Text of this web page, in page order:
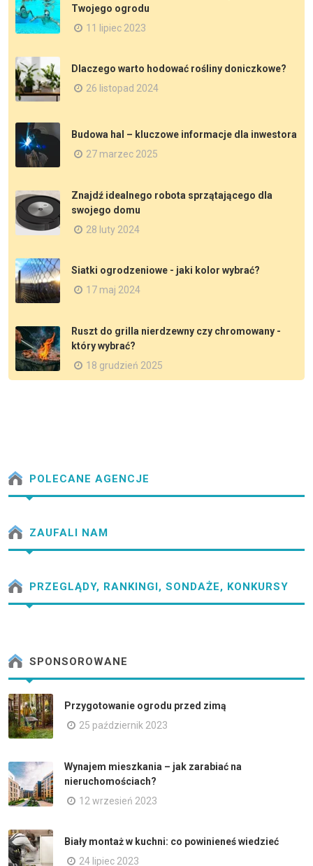
Twojego ogrodu
11 lipiec 2023
Dlaczego warto hodować rośliny doniczkowe?
26 listopad 2024
Budowa hal – kluczowe informacje dla inwestora
27 marzec 2025
Znajdź idealnego robota sprzątającego dla
swojego domu
28 luty 2024
Siatki ogrodzeniowe - jaki kolor wybrać?
17 maj 2024
Ruszt do grilla nierdzewny czy chromowany -
który wybrać?
18 grudzień 2025
POLECANE AGENCJE
ZAUFALI NAM
PRZEGLĄDY, RANKINGI, SONDAŻE, KONKURSY
SPONSOROWANE
Przygotowanie ogrodu przed zimą
25 październik 2023
Wynajem mieszkania – jak zarabiać na
nieruchomościach?
12 wrzesień 2023
Biały montaż w kuchni: co powinieneś wiedzieć
24 lipiec 2023